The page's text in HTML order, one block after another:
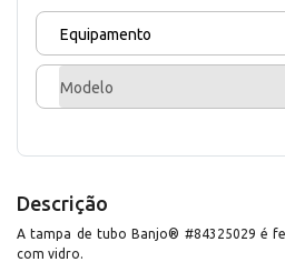
Equipamento
Modelo
Descrição
A tampa de tubo Banjo® #84325029 é
com vidro.